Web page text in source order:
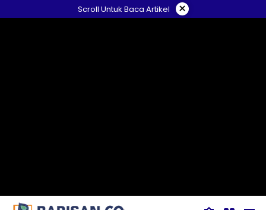
ke
Scroll Untuk Baca Artikel ×